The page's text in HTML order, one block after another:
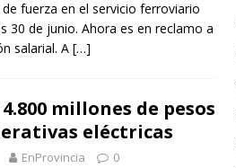
fuerza en el servicio ferroviario
30 de junio. Ahora es en reclamo a
salarial. A […]
millones de pesos
eléctricas
EnProvincia 0